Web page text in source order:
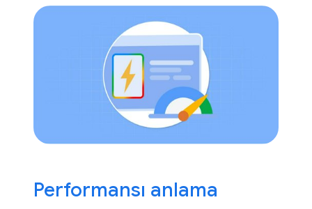
Performansı anlama